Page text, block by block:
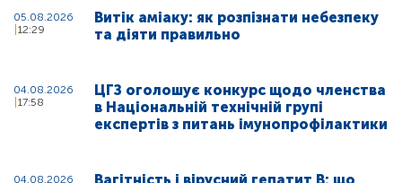
05.08.2026
12:29
Витік аміаку: як розпізнати небезпеку
та діяти правильно
04.08.2026
17:58
ЦГЗ оголошує конкурс щодо членства
в Національній технічній групі
експертів з питань імунопрофілактики
04.08.2026
Вагітність і вірусний гепатит В: що